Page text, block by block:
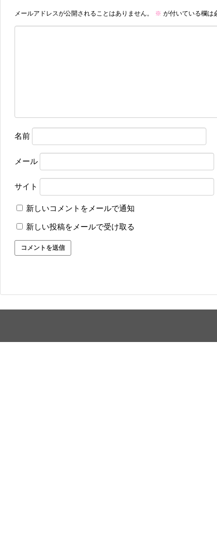
メールアドレスが公開されることはありません。 ※ が付いている欄は
名前
メール
サイト
新しいコメントをメールで通知
新しい投稿をメールで受け取る